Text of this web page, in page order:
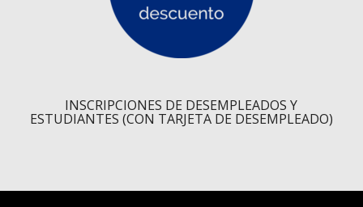
INSCRIPCIONES DE DESEMPLEADOS Y
ESTUDIANTES (CON TARJETA DE DESEMPLEADO)